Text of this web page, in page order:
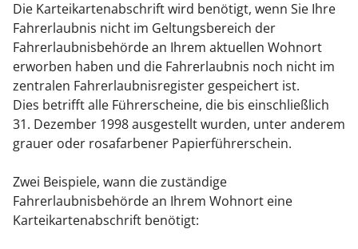
Die Karteikartenabschrift wird benötigt, wenn Sie Ihre
Fahrerlaubnis nicht im Geltungsbereich der
Fahrerlaubnisbehörde an Ihrem aktuellen Wohnort
erworben haben und die Fahrerlaubnis noch nicht im
zentralen Fahrerlaubnisregister gespeichert ist.
Dies betrifft alle Führerscheine, die bis einschließlich
31. Dezember 1998 ausgestellt wurden, unter anderem
grauer oder rosafarbener Papierführerschein.
Zwei Beispiele, wann die zuständige
Fahrerlaubnisbehörde an Ihrem Wohnort eine
Karteikartenabschrift benötigt: